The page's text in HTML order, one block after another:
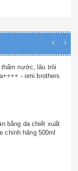
thấm nước, lâu trôi
- omi brothers
bằng da chiết xuất
chính hãng 500ml